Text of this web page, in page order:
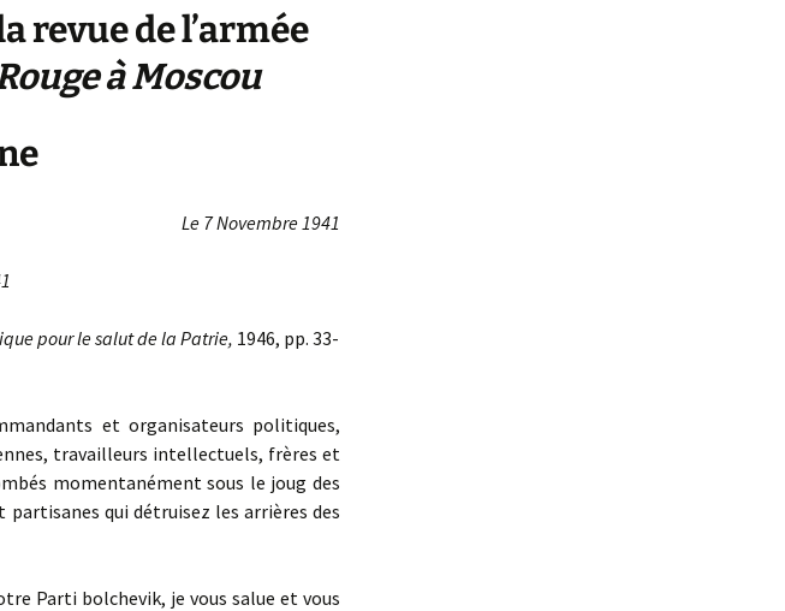
revue de l’armée
à Moscou
Le 7 Novembre 1941
pour le salut de la Patrie, 1946, pp. 33-
et organisateurs politiques,
travailleurs intellectuels, frères et
momentanément sous le joug des
qui détruisez les arrières des
Parti bolchevik, je vous salue et vous